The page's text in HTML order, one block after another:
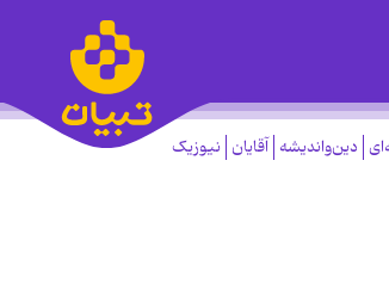
دین‌واندیشه آقایان نیوزیک